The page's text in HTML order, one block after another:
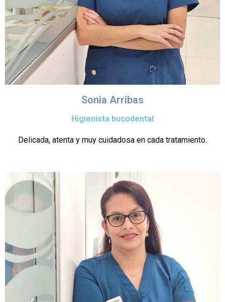
Sonia Arribas
Higienista bucodental
Delicada, atenta y muy cuidadosa en cada tratamiento.